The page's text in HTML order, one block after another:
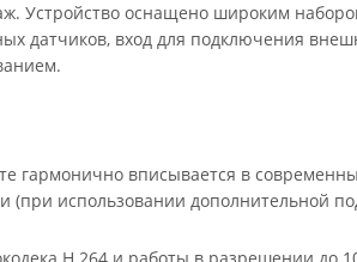
Устройство оснащено широким
датчиков, вход для подключения
гармонично вписывается в
использовании дополнительной